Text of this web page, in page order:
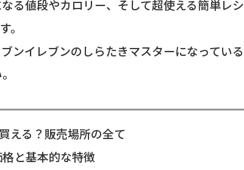
る値段やカロリー、そして超使える簡単レシ
。
ンイレブンのしらたきマスターになっている
える？販売場所の全て
と基本的な特徴